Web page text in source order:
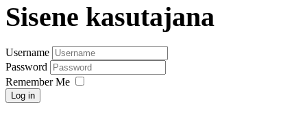
Sisene kasutajana
Username
Password
Remember Me
Log in